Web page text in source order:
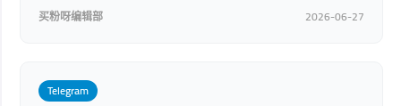
买粉呀编辑部 2026-06-27
Telegram